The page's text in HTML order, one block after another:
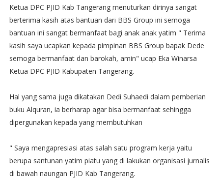
Ketua DPC PJID Kab Tangerang menuturkan dirinya sangat
berterima kasih atas bantuan dari BBS Group ini semoga
bantuan ini sangat bermanfaat bagi anak anak yatim " Terima
kasih saya ucapkan kepada pimpinan BBS Group bapak Dede
semoga bermanfaat dan barokah, amin" ucap Eka Winarsa
Ketua DPC PJID Kabupaten Tangerang.
Hal yang sama juga dikatakan Dedi Suhaedi dalam pemberian
buku Alquran, ia berharap agar bisa bermanfaat sehingga
dipergunakan kepada yang membutuhkan
" Saya mengapresiasi atas salah satu program kerja yaitu
berupa santunan yatim piatu yang di lakukan organisasi jurnalis
di bawah naungan PJID Kab Tangerang.